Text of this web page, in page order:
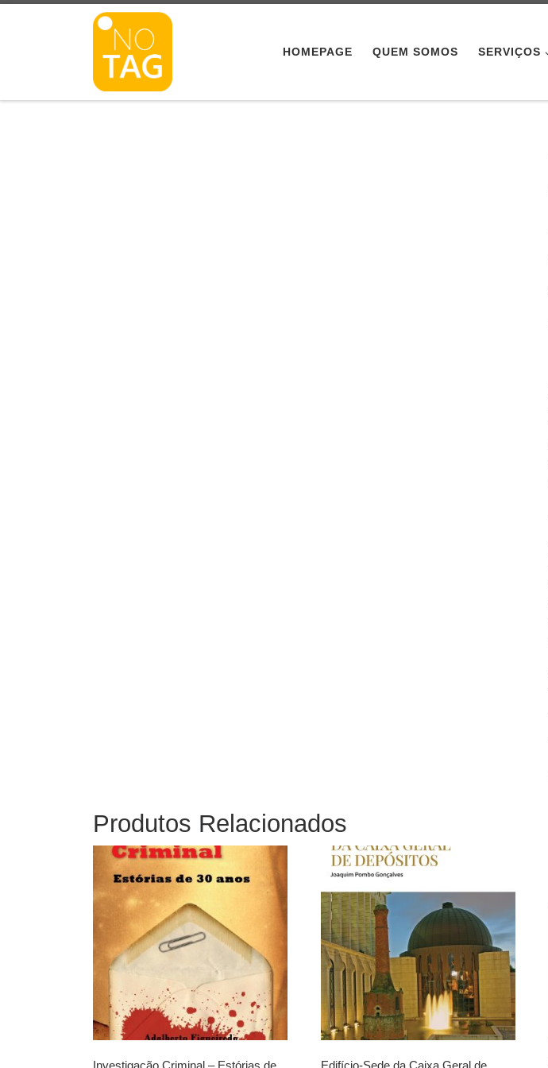
Skip to content
HOMEPAGE QUEM SOMOS SERVIÇOS
Produtos Relacionados
Investigação Criminal – Estórias de Edifício-Sede da Caixa Geral de